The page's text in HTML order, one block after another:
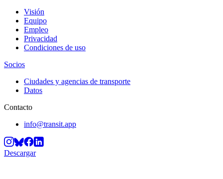
Visión
Equipo
Empleo
Privacidad
Condiciones de uso
Socios
Ciudades y agencias de transporte
Datos
Contacto
info@transit.app
Descargar